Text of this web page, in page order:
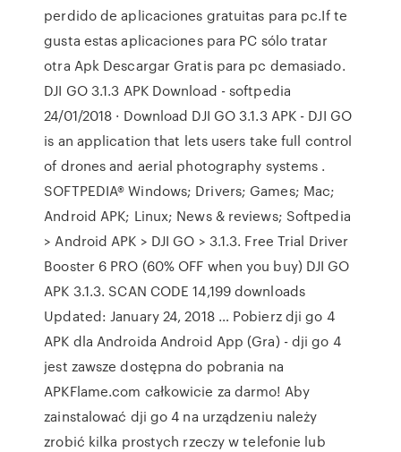
perdido de aplicaciones gratuitas para pc.If te
gusta estas aplicaciones para PC sólo tratar
otra Apk Descargar Gratis para pc demasiado.
DJI GO 3.1.3 APK Download - softpedia
24/01/2018 · Download DJI GO 3.1.3 APK - DJI GO
is an application that lets users take full control
of drones and aerial photography systems .
SOFTPEDIA® Windows; Drivers; Games; Mac;
Android APK; Linux; News & reviews; Softpedia
> Android APK > DJI GO > 3.1.3. Free Trial Driver
Booster 6 PRO (60% OFF when you buy) DJI GO
APK 3.1.3. SCAN CODE 14,199 downloads
Updated: January 24, 2018 … Pobierz dji go 4
APK dla Androida Android App (Gra) - dji go 4
jest zawsze dostępna do pobrania na
APKFlame.com całkowicie za darmo! Aby
zainstalować dji go 4 na urządzeniu należy
zrobić kilka prostych rzeczy w telefonie lub